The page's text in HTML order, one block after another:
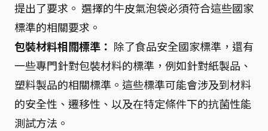
提出了要求。 選擇的牛皮氣泡袋必須符合這些國家
標準的相關要求。
包裝材料相關標準： 除了食品安全國家標準，還有
一些專門針對包裝材料的標準，例如針對紙製品、
塑料製品的相關標準。這些標準可能會涉及到材料
的安全性、遷移性、以及在特定條件下的抗菌性能
測試方法。